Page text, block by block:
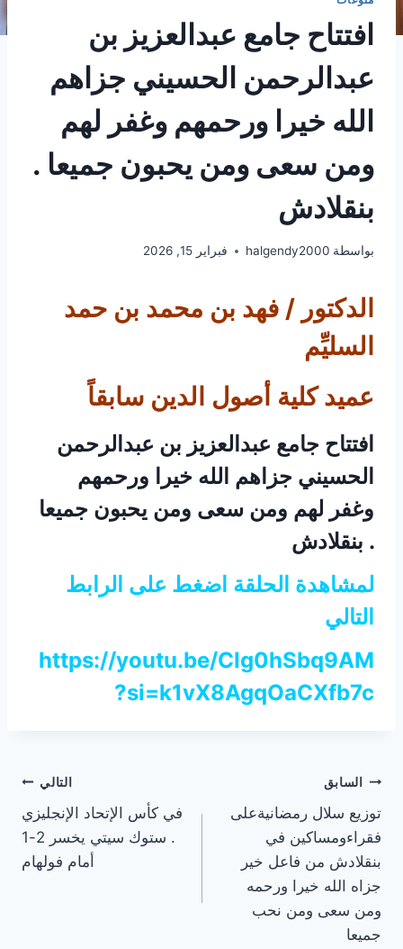
افتتاح جامع عبدالعزيز بن
عبدالرحمن الحسيني جزاهم
الله خيرا ورحمهم وغفر لهم
ومن سعى ومن يحبون جميعا .
بنقلادش
بواسطة halgendy2000 فبراير 15, 2026
الدكتور / فهد بن محمد بن حمد
السليِّم
عميد كلية أصول الدين سابقاً
افتتاح جامع عبدالعزيز بن عبدالرحمن
الحسيني جزاهم الله خيرا ورحمهم
وغفر لهم ومن سعى ومن يحبون جميعا
. بنقلادش
لمشاهدة الحلقة اضغط على الرابط
التالي
https://youtu.be/CIg0hSbq9AM
?si=k1vX8AgqOaCXfb7c
تصفّح
المقالات
السابق
توزيع سلال رمضانيةعلى
فقراءومساكين في
بنقلادش من فاعل خير
جزاه الله خيرا ورحمه
ومن سعى ومن نحب
جميعا
التالي
في كأس الإتحاد الإنجليزي
. ستوك سيتي يخسر 2-1
أمام فولهام